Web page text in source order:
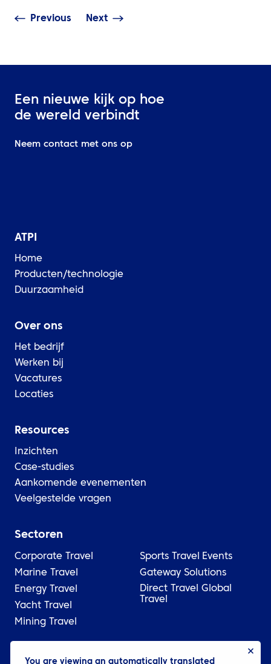
You are viewing an automatically translated
Previous Next
Een nieuwe kijk op hoe
de wereld verbindt
Neem contact met ons op
ATPI
Home
Producten/technologie
Duurzaamheid
Over ons
Het bedrijf
Werken bij
Vacatures
Locaties
Resources
Inzichten
Case-studies
Aankomende evenementen
Veelgestelde vragen
Sectoren
Corporate Travel
Marine Travel
Energy Travel
Yacht Travel
Mining Travel
Sports Travel
Events
Gateway Solutions
Direct Travel Global
Travel
© 2026 ATPI